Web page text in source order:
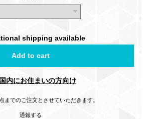
shipping available
Add to cart
内にお住まいの方向け
までのご注文とさせていただきます。
通報する